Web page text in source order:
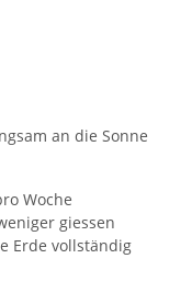
an die Sonne
Woche
giessen
Erde vollständig